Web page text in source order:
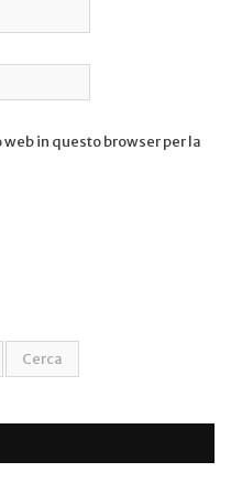
in questo browser per la